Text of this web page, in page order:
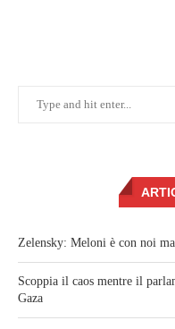
Zelensky: Meloni è con noi
Scoppia il caos mentre il
Gaza